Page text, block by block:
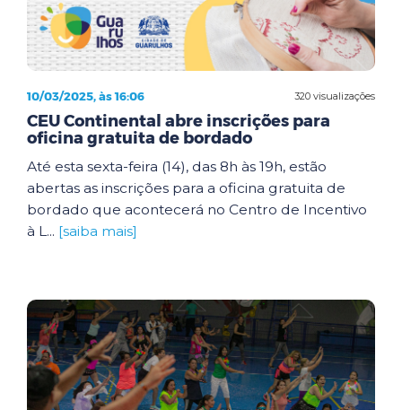
320 visualizações
10/03/2025, às 16:06
CEU Continental abre inscrições para
oficina gratuita de bordado
Até esta sexta-feira (14), das 8h às 19h, estão
abertas as inscrições para a oficina gratuita de
bordado que acontecerá no Centro de Incentivo
à L... [saiba mais]